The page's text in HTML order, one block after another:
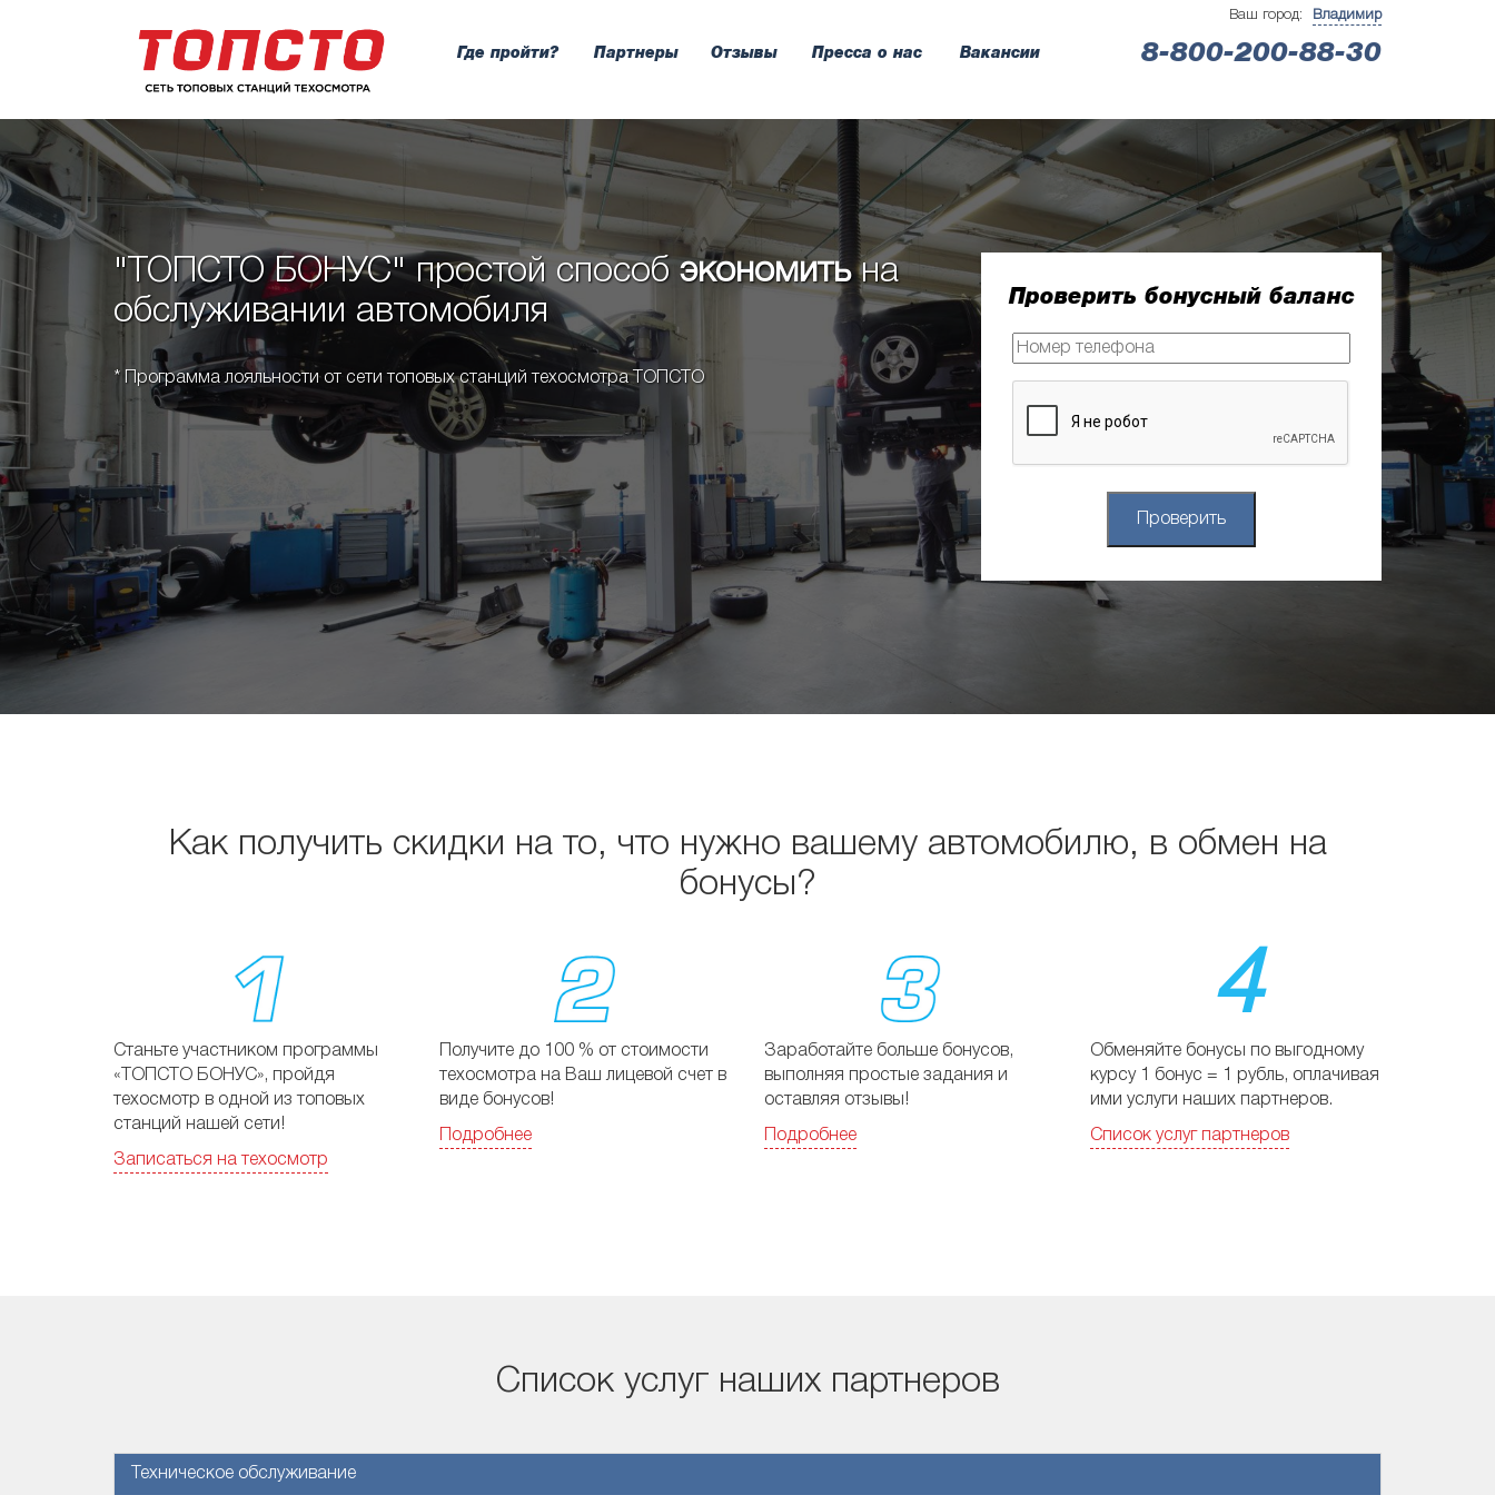
Ваш город: Владимир
8-800-200-88-30
Где пройти? Партнеры Отзывы Пресса о нас Вакансии
"ТОПСТО БОНУС" простой способ экономитьна
обслуживании автомобиля
* Программа лояльности от сети топовых станций техосмотра ТОПСТО
Проверить бонусный баланс
Проверить
Как получить скидки на то, что нужно вашему автомобилю, в обмен на
бонусы?
Станьте участником программы
«ТОПСТО БОНУС», пройдя
техосмотр в одной из топовых
станций нашей сети!
Записаться на техосмотр
Получите до 100 % от стоимости
техосмотра на Ваш лицевой счет в
виде бонусов!
Подробнее
Заработайте больше бонусов,
выполняя простые задания и
оставляя отзывы!
Подробнее
4
Обменяйте бонусы по выгодному
курсу 1 бонус = 1 рубль, оплачивая
ими услуги наших партнеров.
Список услуг партнеров
Список услуг наших партнеров
Техническое обслуживание